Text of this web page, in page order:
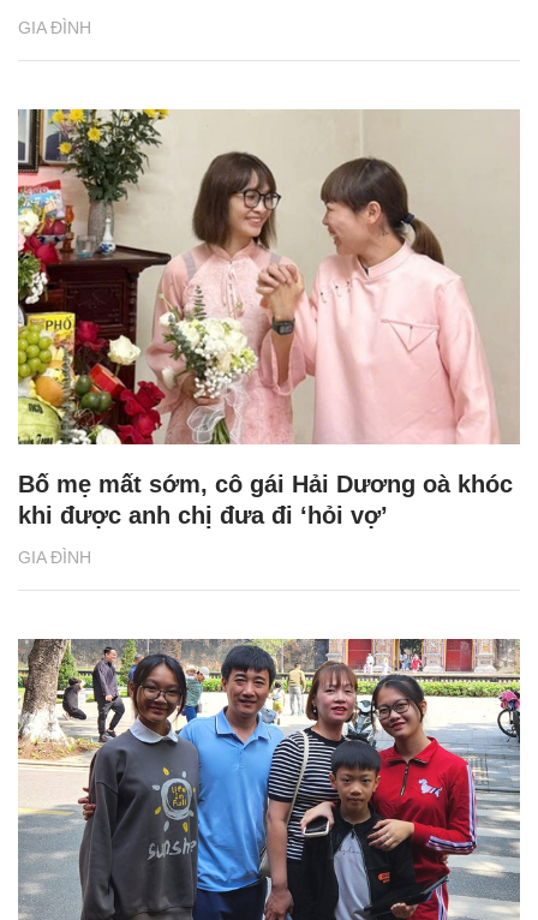
GIA ĐÌNH
GIA ĐÌNH
Bố mẹ mất sớm, cô gái Hải Dương oà khóc
khi được anh chị đưa đi ‘hỏi vợ’